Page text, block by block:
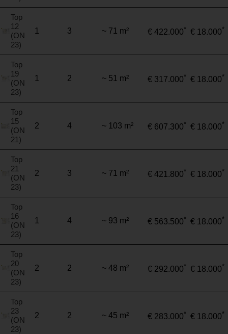
Top
12
(ON
23)
1 3 ~ 71 m² € 422.000* € 18.000*
Top
19
(ON
23)
1 2 ~ 51 m² € 317.000* € 18.000*
Top
15
(ON
21)
2 4 ~ 103 m² € 607.300* € 18.000*
Top
21
(ON
23)
2 3 ~ 71 m² € 421.800* € 18.000*
Top
16
(ON
23)
1 4 ~ 93 m² € 563.500* € 18.000*
Top
20
(ON
23)
2 2 ~ 48 m² € 292.000* € 18.000*
Top
23
(ON
23)
2 2 ~ 45 m² € 283.000* € 18.000*